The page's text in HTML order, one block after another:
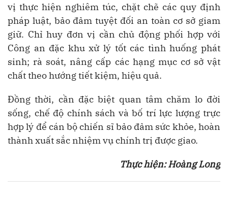
vị thực hiện nghiêm túc, chặt chẽ các quy định
pháp luật, bảo đảm tuyệt đối an toàn cơ sở giam
giữ. Chỉ huy đơn vị cần chủ động phối hợp với
Công an đặc khu xử lý tốt các tình huống phát
sinh; rà soát, nâng cấp các hạng mục cơ sở vật
chất theo hướng tiết kiệm, hiệu quả.
Đồng thời, cần đặc biệt quan tâm chăm lo đời
sống, chế độ chính sách và bố trí lực lượng trực
hợp lý để cán bộ chiến sĩ bảo đảm sức khỏe, hoàn
thành xuất sắc nhiệm vụ chính trị được giao.
Thực hiện: Hoàng Long